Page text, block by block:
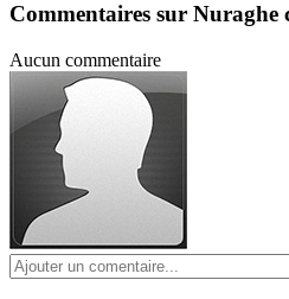
Commentaires sur Nuraghe
Aucun commentaire